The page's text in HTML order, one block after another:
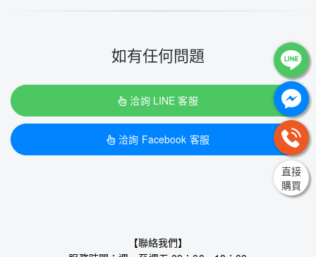
如有任何問題
洽詢 LINE 客服
洽詢 Facebook 客服
【聯絡我們】
直接
購買